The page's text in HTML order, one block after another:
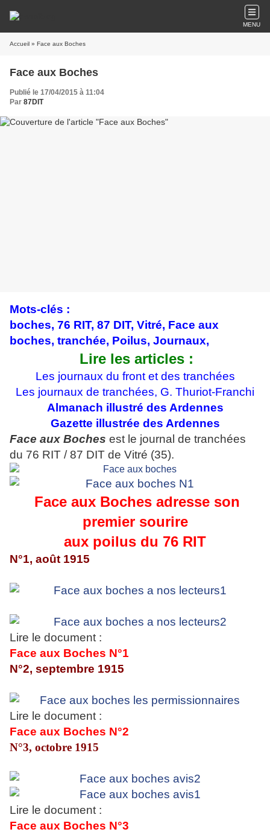
MENU
Accueil » Face aux Boches
Face aux Boches
Publié le 17/04/2015 à 11:04
Par 87DIT
Mots-clés :
boches, 76 RIT, 87 DIT, Vitré, Face aux
boches, tranchée, Poilus, Journaux,
Lire les articles :
Les journaux du front et des tranchées
Les journaux de tranchées, G. Thuriot-Franchi
Almanach illustré des Ardennes
Gazette illustrée des Ardennes
Face aux Boches est le journal de tranchées
du 76 RIT / 87 DIT de Vitré (35).
Face aux Boches adresse son
premier sourire
aux poilus du 76 RIT
N°1, août 1915
Lire le document :
Face aux Boches N°1
N°2, septembre 1915
Lire le document :
Face aux Boches N°2
N°3, octobre 1915
Lire le document :
Face aux Boches N°3